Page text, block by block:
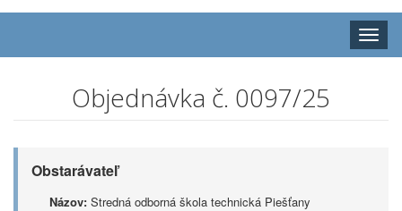
Toggle
Objednávka č. 0097/25
Obstarávateľ
Názov: Stredná odborná škola technická Piešťany